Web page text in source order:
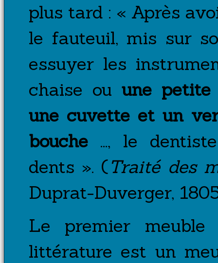
plus tard : « Après
le fauteuil, mis sur
essuyer les
chaise ou une petite
une cuvette et un
bouche ..., le
dents ». (Traité des
Duprat-Duverger,
Le premier
littérature est un